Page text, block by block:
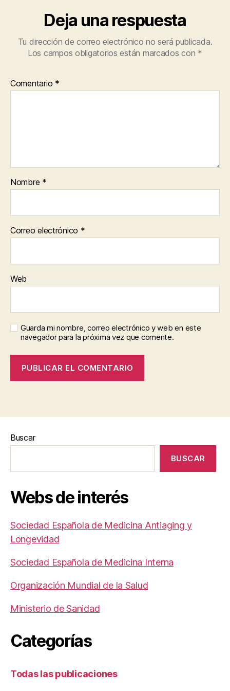
Deja una respuesta
Tu dirección de correo electrónico no será publicada.
Los campos obligatorios están marcados con *
Comentario *
Nombre *
Correo electrónico *
Web
Guarda mi nombre, correo electrónico y web en este
navegador para la próxima vez que comente.
Buscar
BUSCAR
Webs de interés
Sociedad Española de Medicina Antiaging y
Longevidad
Sociedad Española de Medicina Interna
Organización Mundial de la Salud
Ministerio de Sanidad
Categorías
Todas las publicaciones